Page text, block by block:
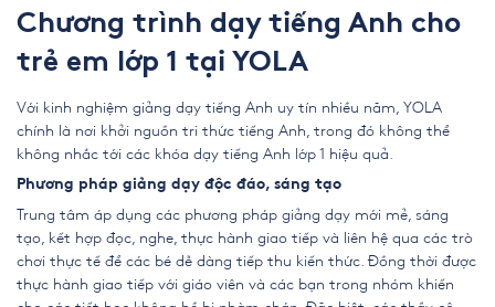
Chương trình dạy tiếng Anh cho
trẻ em lớp 1 tại YOLA
Với kinh nghiệm giảng dạy tiếng Anh uy tín nhiều năm, YOLA
chính là nơi khởi nguồn tri thức tiếng Anh, trong đó không thể
không nhắc tới các khóa dạy tiếng Anh lớp 1 hiệu quả.
Phương pháp giảng dạy độc đáo, sáng tạo
Trung tâm áp dụng các phương pháp giảng dạy mới mẻ, sáng
tạo, kết hợp đọc, nghe, thực hành giao tiếp và liên hệ qua các trò
chơi thực tế để các bé dễ dàng tiếp thu kiến thức. Đồng thời được
thực hành giao tiếp với giáo viên và các bạn trong nhóm khiến